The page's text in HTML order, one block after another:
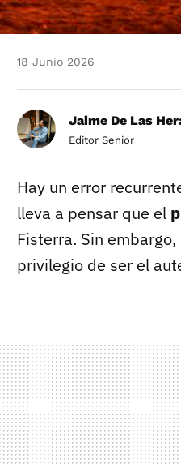
18 Junio 2026
Jaime De Las
Editor Senior
Hay un error
lleva a pensar que el
Fisterra. Sin
privilegio de ser el